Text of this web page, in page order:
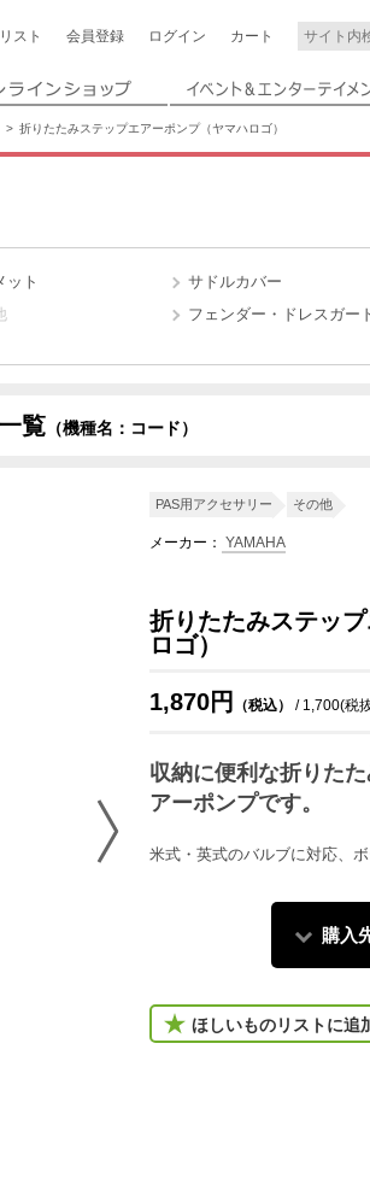
リスト 会員登録 ログイン カート
折りたたみステップエアーポンプ（ヤマハロゴ）
ット サドルカバー
フェンダー・ドレスガー
覧 （機種名：コード）
PAS用アクセサリー その他
メーカー： YAMAHA
折りたたみステッ
ロゴ）
1,870円 （税込） / 1,700(税
収納に便利な折りた
アーポンプです。
米式・英式のバルブに対応、
購入
ほしいものリストに追